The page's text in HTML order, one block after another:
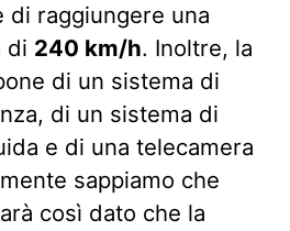
di raggiungere una
di 240 km/h. Inoltre, la
di un sistema di
di un sistema di
e di una telecamera
sappiamo che
così dato che la